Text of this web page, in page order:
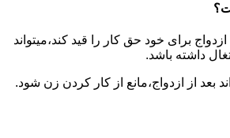
برای خود حق کار را قید کند،میتواند
داشته باشد.
بعد از ازدواج،مانع از کار کردن زن شود.